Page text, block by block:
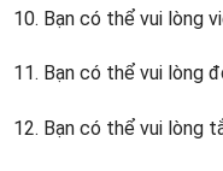
Bạn có thể vui lòng
Bạn có thể vui lòng
Bạn có thể vui lòng